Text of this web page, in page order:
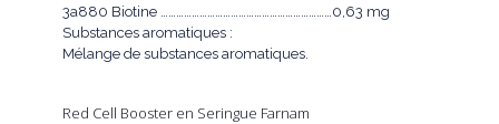
3a880 Biotine …………………………………………………………0,63 mg
Substances aromatiques :
Mélange de substances aromatiques.
Red Cell Booster en Seringue Farnam